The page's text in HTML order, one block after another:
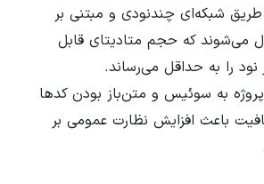
شبکه‌ای چندنودی و مبتنی بر
می‌شوند که حجم متادیتای قابل
را به حداقل می‌رساند.
به سوئیس و متن‌باز بودن کدها
باعث افزایش نظارت عمومی بر